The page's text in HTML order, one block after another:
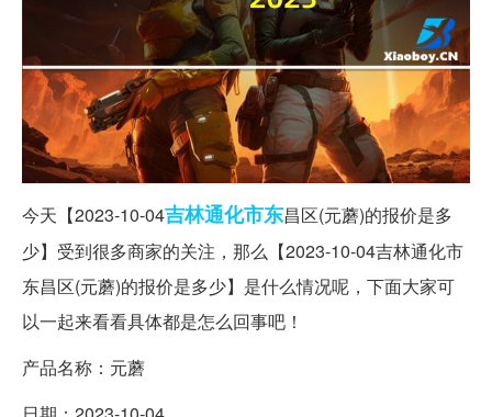
今天【2023-10-04吉林通化市东昌区(元蘑)的报价是多
少】受到很多商家的关注，那么【2023-10-04吉林通化市
东昌区(元蘑)的报价是多少】是什么情况呢，下面大家可
以一起来看看具体都是怎么回事吧！
产品名称：元蘑